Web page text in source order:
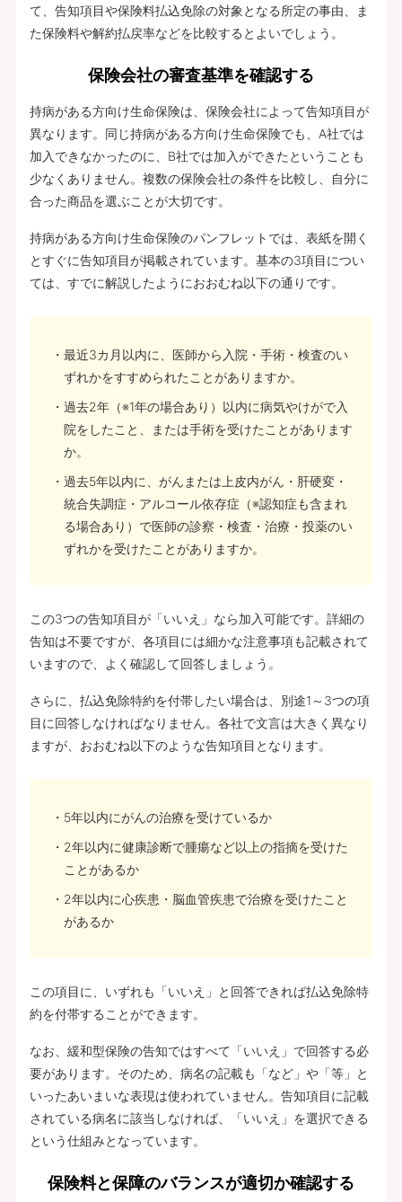
て、告知項目や保険料払込免除の対象となる所定の事由、ま
た保険料や解約払戻率などを比較するとよいでしょう。
保険会社の審査基準を確認する
持病がある方向け生命保険は、保険会社によって告知項目が
異なります。同じ持病がある方向け生命保険でも、A社では
加入できなかったのに、B社では加入ができたということも
少なくありません。複数の保険会社の条件を比較し、自分に
合った商品を選ぶことが大切です。
持病がある方向け生命保険のパンフレットでは、表紙を開く
とすぐに告知項目が掲載されています。基本の3項目につい
ては、すでに解説したようにおおむね以下の通りです。
最近3カ月以内に、医師から入院・手術・検査のい
ずれかをすすめられたことがありますか。
過去2年（※1年の場合あり）以内に病気やけがで入
院をしたこと、または手術を受けたことがあります
か。
過去5年以内に、がんまたは上皮内がん・肝硬変・
統合失調症・アルコール依存症（※認知症も含まれ
る場合あり）で医師の診察・検査・治療・投薬のい
ずれかを受けたことがありますか。
この3つの告知項目が「いいえ」なら加入可能です。詳細の
告知は不要ですが、各項目には細かな注意事項も記載されて
いますので、よく確認して回答しましょう。
さらに、払込免除特約を付帯したい場合は、別途1～3つの項
目に回答しなければなりません。各社で文言は大きく異なり
ますが、おおむね以下のような告知項目となります。
5年以内にがんの治療を受けているか
2年以内に健康診断で腫瘍など以上の指摘を受けた
ことがあるか
2年以内に心疾患・脳血管疾患で治療を受けたこと
があるか
この項目に、いずれも「いいえ」と回答できれば払込免除特
約を付帯することができます。
なお、緩和型保険の告知ではすべて「いいえ」で回答する必
要があります。そのため、病名の記載も「など」や「等」と
いったあいまいな表現は使われていません。告知項目に記載
されている病名に該当しなければ、「いいえ」を選択できる
という仕組みとなっています。
保険料と保障のバランスが適切か確認する